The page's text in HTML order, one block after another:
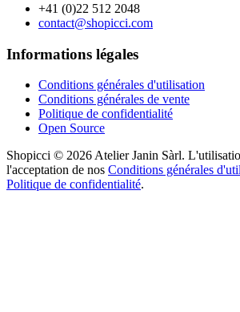
+41 (0)22 512 2048
contact@shopicci.com
Informations légales
Conditions générales d'utilisation
Conditions générales de vente
Politique de confidentialité
Open Source
Shopicci © 2026 Atelier Janin Sàrl.
l'acceptation de nos Conditions générales
Politique de confidentialité.